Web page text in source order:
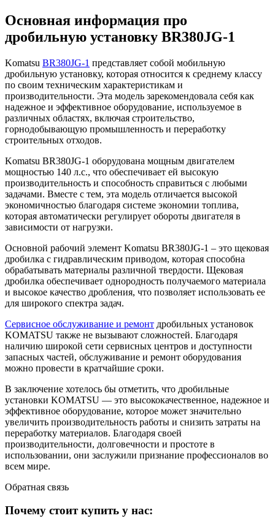
Основная информация про
дробильную установку BR380JG-1
Komatsu BR380JG-1 представляет собой мобильную
дробильную установку, которая относится к среднему классу
по своим техническим характеристикам и
производительности. Эта модель зарекомендовала себя как
надежное и эффективное оборудование, используемое в
различных областях, включая строительство,
горнодобывающую промышленность и переработку
строительных отходов.
Komatsu BR380JG-1 оборудована мощным двигателем
мощностью 140 л.с., что обеспечивает ей высокую
производительность и способность справиться с любыми
задачами. Вместе с тем, эта модель отличается высокой
экономичностью благодаря системе экономии топлива,
которая автоматически регулирует обороты двигателя в
зависимости от нагрузки.
Основной рабочий элемент Komatsu BR380JG-1 – это щековая
дробилка с гидравлическим приводом, которая способна
обрабатывать материалы различной твердости. Щековая
дробилка обеспечивает однородность получаемого материала
и высокое качество дробления, что позволяет использовать ее
для широкого спектра задач.
Сервисное обслуживание и ремонт дробильных установок
KOMATSU также не вызывают сложностей. Благодаря
наличию широкой сети сервисных центров и доступности
запасных частей, обслуживание и ремонт оборудования
можно провести в кратчайшие сроки.
В заключение хотелось бы отметить, что дробильные
установки KOMATSU — это высококачественное, надежное и
эффективное оборудование, которое может значительно
увеличить производительность работы и снизить затраты на
переработку материалов. Благодаря своей
производительности, долговечности и простоте в
использовании, они заслужили признание профессионалов во
всем мире.
Обратная связь
Почему стоит купить у нас: